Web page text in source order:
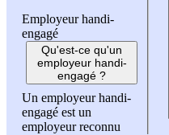
Employeur handi-
engagé
Qu'est-ce qu'un
employeur handi-
engagé ?
Un employeur handi-
engagé est un
employeur reconnu